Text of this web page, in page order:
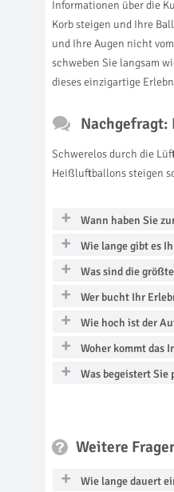
Informationen über die
Korb steigen und Ihre
und Ihre Augen nicht
schweben Sie langsam
dieses einzigartige
Schwerelos durch die
Heißluftballons steigen
Wann haben Sie
Wie lange gibt es
Was sind die
Wer bucht Ihr
Wie hoch ist der
Woher kommt das
Was begeistert Sie
Weitere
Wie lange dauert